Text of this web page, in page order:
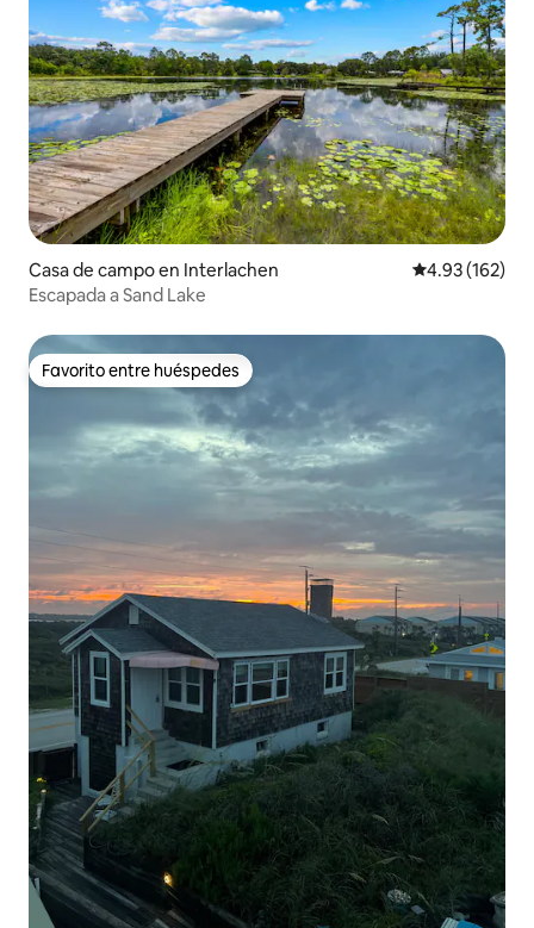
Casa de campo en Interlachen Calificación
4.93 (162)
Escapada a Sand Lake
Favorito entre huéspedes
Favorito entre huéspedes